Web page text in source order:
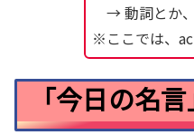
→ 動詞とか、
※ここでは、
「今日の名言